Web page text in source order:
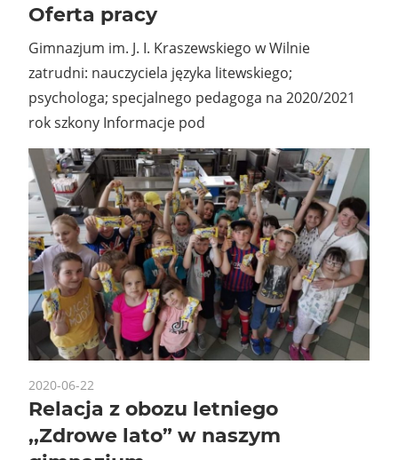
Oferta pracy
Gimnazjum im. J. I. Kraszewskiego w Wilnie
zatrudni: nauczyciela języka litewskiego;
psychologa; specjalnego pedagoga na 2020/2021
rok szkony Informacje pod
2020-06-22
Relacja z obozu letniego
,,Zdrowe lato” w naszym